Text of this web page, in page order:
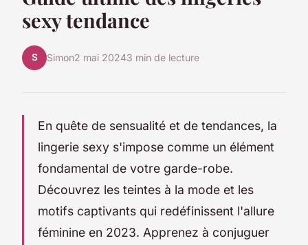
sexy tendance
S Simon2 mai 20243 min de lecture
En quête de sensualité et de tendances, la
lingerie sexy s'impose comme un élément
fondamental de votre garde-robe.
Découvrez les teintes à la mode et les
motifs captivants qui redéfinissent l'allure
féminine en 2023. Apprenez à conjuguer